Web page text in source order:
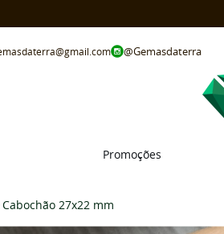
@Gemasdaterra
Promoções
27x22 mm